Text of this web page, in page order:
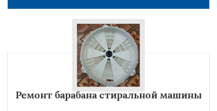
Ремонт барабана стиральной машины